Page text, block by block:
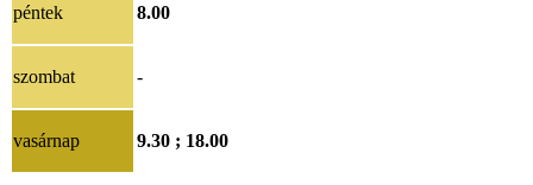
péntek 8.00
szombat -
vasárnap 9.30 ; 18.00